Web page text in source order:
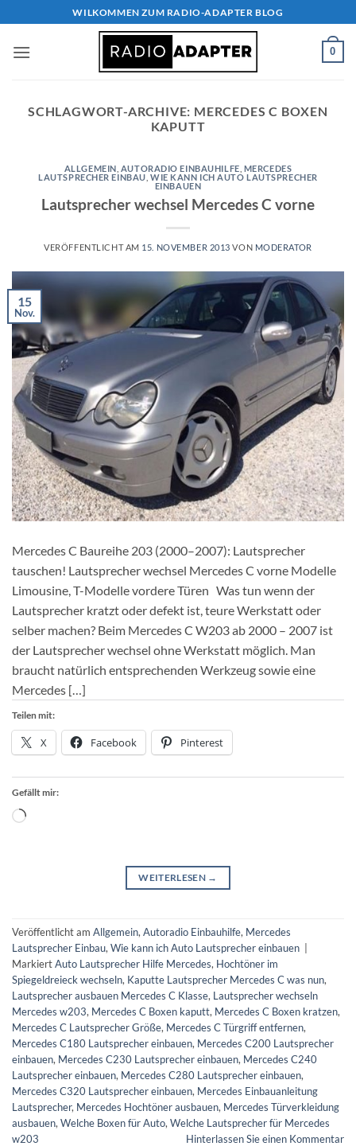
Inhalt
springen
WILKOMMEN ZUM RADIO-ADAPTER BLOG
0
SCHLAGWORT-ARCHIVE: MERCEDES C BOXEN
KAPUTT
ALLGEMEIN AUTORADIO EINBAUHILFE MERCEDES
LAUTSPRECHER EINBAU WIE KANN ICH AUTO LAUTSPRECHER
EINBAUEN
Lautsprecher wechsel Mercedes C vorne
VERÖFFENTLICHT AM 15. NOVEMBER 2013 VON MODERATOR
15
Nov.
Mercedes C Baureihe 203 (2000–2007): Lautsprecher
tauschen! Lautsprecher wechsel Mercedes C vorne Modelle
Limousine, T-Modelle vordere Türen Was tun wenn der
Lautsprecher kratzt oder defekt ist, teure Werkstatt oder
selber machen? Beim Mercedes C W203 ab 2000 – 2007 ist
der Lautsprecher wechsel ohne Werkstatt möglich. Man
braucht natürlich entsprechenden Werkzeug sowie eine
Mercedes […]
Teilen mit:
X Facebook Pinterest
Gefällt mir:
Wird
WEITERLESEN →
Veröffentlicht am Allgemein, Autoradio Einbauhilfe, Mercedes
Lautsprecher Einbau, Wie kann ich Auto Lautsprecher einbauen
MarkiertAuto Lautsprecher Hilfe Mercedes, Hochtöner im
Spiegeldreieck wechseln, Kaputte Lautsprecher Mercedes C was nun,
Lautsprecher ausbauen Mercedes C Klasse, Lautsprecher wechseln
Mercedes w203, Mercedes C Boxen kaputt, Mercedes C Boxen kratzen,
Mercedes C Lautsprecher Größe, Mercedes C Türgriff entfernen,
Mercedes C180 Lautsprecher einbauen, Mercedes C200 Lautsprecher
einbauen, Mercedes C230 Lautsprecher einbauen, Mercedes C240
Lautsprecher einbauen, Mercedes C280 Lautsprecher einbauen,
Mercedes C320 Lautsprecher einbauen, Mercedes Einbauanleitung
Lautsprecher, Mercedes Hochtöner ausbauen, Mercedes Türverkleidung
ausbauen, Welche Boxen für Auto, Welche Lautsprecher für Mercedes
w203
Hinterlassen Sie einen Kommentar